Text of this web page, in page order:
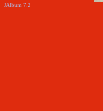
JAlbum 7.2